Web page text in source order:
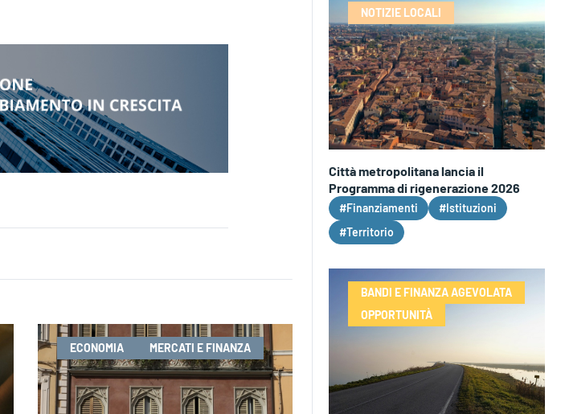
ECONOMIA MERCATI E FINANZA
NOTIZIE LOCALI
Città metropolitana lancia il
Programma di rigenerazione 2026
#Finanziamenti
#Istituzioni
#Territorio
BANDI E FINANZA AGEVOLATA
OPPORTUNITÀ